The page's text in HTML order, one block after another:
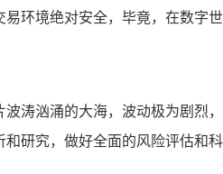
环境绝对安全，毕竟，在数字
波涛汹涌的大海，波动极为剧烈
研究，做好全面的风险评估和